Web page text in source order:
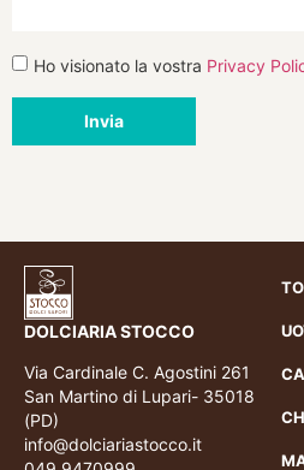
Ho visionato la vostra Privacy
Invia
DOLCIARIA STOCCO
Via Cardinale C. Agostini 261
San Martino di Lupari- 35018
(PD)
info@dolciariastocco.it